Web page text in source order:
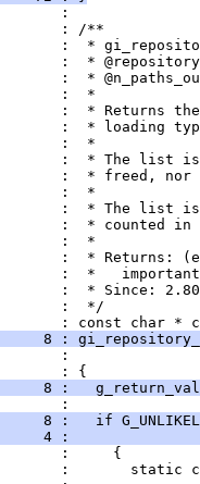
:
: /**
:  *
:  *
:  *
:  *
:  * Returns
:  * loading
:  *
:  * The list
:  * freed, nor
:  *
:  * The list
:  * counted in
:  *
:  * Returns:
:  *
:  * Since: 2.80
:  */
: const char *
8 :
:
: {
8 :
:
8 :   if
4 :
:     {
:       static